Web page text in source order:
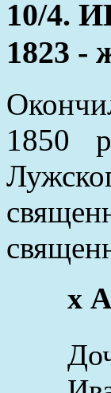
10/4.
1823 -
1850
x